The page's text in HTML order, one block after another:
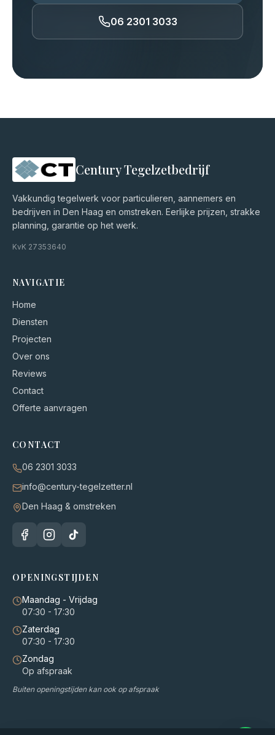
06 2301 3033
Century Tegelzetbedrijf
Vakkundig tegelwerk voor particulieren, aannemers en
bedrijven in Den Haag en omstreken. Eerlijke prijzen, strakke
planning, garantie op het werk.
KvK 27353640
NAVIGATIE
Home
Diensten
Projecten
Over ons
Reviews
Contact
Offerte aanvragen
CONTACT
06 2301 3033
info@century-tegelzetter.nl
Den Haag & omstreken
OPENINGSTIJDEN
Maandag - Vrijdag
07:30 - 17:30
Zaterdag
07:30 - 17:30
Zondag
Op afspraak
Buiten openingstijden kan ook op afspraak